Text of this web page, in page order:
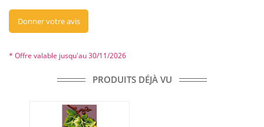
Donner votre avis
* Offre valable jusqu'au 30/11/2026
PRODUITS DÉJÀ VU